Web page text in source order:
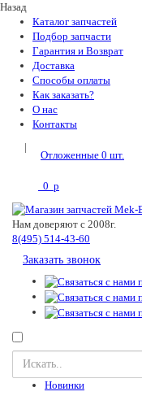
Назад
Каталог запчастей
Подбор запчасти
Гарантия и Возврат
Доставка
Способы оплаты
Как заказать?
О нас
Контакты
|
Отложенные 0 шт.
0 p
Нам доверяют с 2008г.
8(495) 514-43-60
Заказать звонок
Новинки